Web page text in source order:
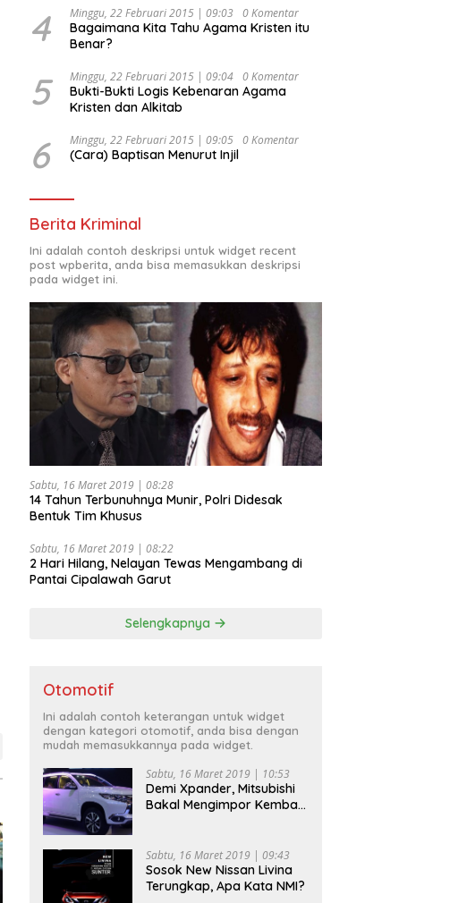
4 Minggu, 22 Februari 2015 | 09:03 0 Komentar
Bagaimana Kita Tahu Agama Kristen itu
Benar?
5 Minggu, 22 Februari 2015 | 09:04 0 Komentar
Bukti-Bukti Logis Kebenaran Agama
Kristen dan Alkitab
6 Minggu, 22 Februari 2015 | 09:05 0 Komentar
(Cara) Baptisan Menurut Injil
Berita Kriminal
Ini adalah contoh deskripsi untuk widget recent
post wpberita, anda bisa memasukkan deskripsi
pada widget ini.
Sabtu, 16 Maret 2019 | 08:28
14 Tahun Terbunuhnya Munir, Polri Didesak
Bentuk Tim Khusus
Sabtu, 16 Maret 2019 | 08:22
2 Hari Hilang, Nelayan Tewas Mengambang di
Pantai Cipalawah Garut
Selengkapnya
Otomotif
Ini adalah contoh keterangan untuk widget
dengan kategori otomotif, anda bisa dengan
mudah memasukkannya pada widget.
Sabtu, 16 Maret 2019 | 10:53
Demi Xpander, Mitsubishi
Bakal Mengimpor Kembali
Sabtu, 16 Maret 2019 | 09:43
Sosok New Nissan Livina
Terungkap, Apa Kata NMI?